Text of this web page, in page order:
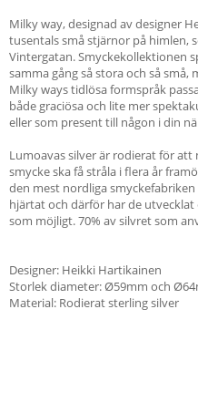
Milky way, designad av designer
tusentals små stjärnor på himlen,
Vintergatan. Smyckekollektionen
samma gång så stora och så små,
Milky ways tidlösa formspråk
både graciösa och lite mer
eller som present till någon i din
Lumoavas silver är rodierat för
smycke ska få stråla i flera år
den mest nordliga
hjärtat och därför har de
som möjligt. 70% av silvret som
Designer: Heikki Hartikainen
Storlek diameter: Ø59mm och
Material: Rodierat sterling silver